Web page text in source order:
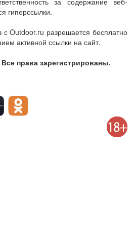
гиперссылки.
с Outdoor.ru разрешается бесплатно
активной ссылки на сайт.
права зарегистрированы.